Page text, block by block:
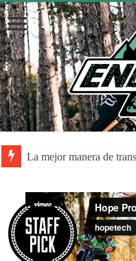
La mejor manera de